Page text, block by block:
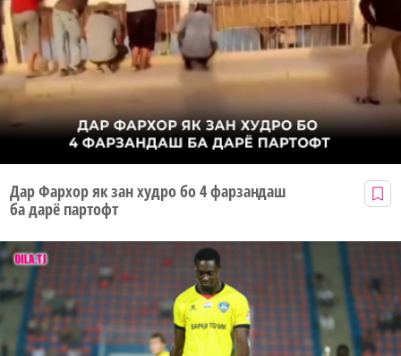
Дар Фархор як зан худро бо 4 фарзандаш
ба дарё партофт